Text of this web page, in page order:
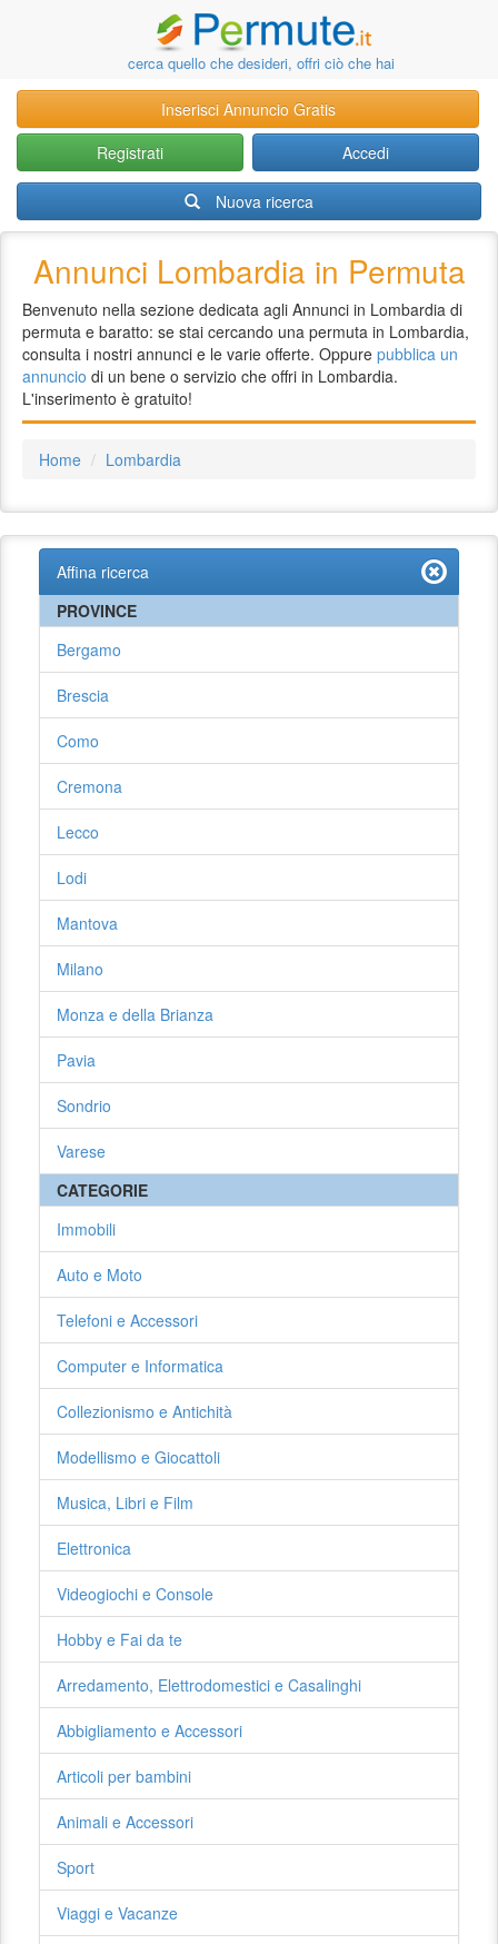
cerca quello che desideri, offri ciò che hai
Inserisci Annuncio Gratis
Registrati
Accedi
Nuova ricerca
Annunci Lombardia in Permuta
Benvenuto nella sezione dedicata agli Annunci in Lombardia di
permuta e baratto: se stai cercando una permuta in Lombardia,
consulta i nostri annunci e le varie offerte. Oppure pubblica un
annuncio di un bene o servizio che offri in Lombardia.
L'inserimento è gratuito!
Home Lombardia
Affina ricerca
PROVINCE
Bergamo
Brescia
Como
Cremona
Lecco
Lodi
Mantova
Milano
Monza e della Brianza
Pavia
Sondrio
Varese
CATEGORIE
Immobili
Auto e Moto
Telefoni e Accessori
Computer e Informatica
Collezionismo e Antichità
Modellismo e Giocattoli
Musica, Libri e Film
Elettronica
Videogiochi e Console
Hobby e Fai da te
Arredamento, Elettrodomestici e Casalinghi
Abbigliamento e Accessori
Articoli per bambini
Animali e Accessori
Sport
Viaggi e Vacanze